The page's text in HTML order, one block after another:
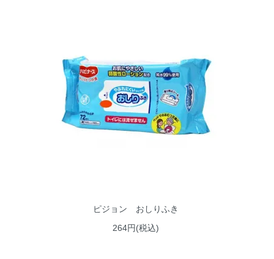
ピジョン おしりふき
264円(税込)